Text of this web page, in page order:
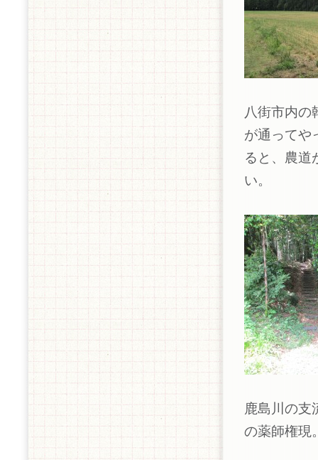
八街市内の
が通ってや
ると、農道
い。
鹿島川の支
の薬師権現